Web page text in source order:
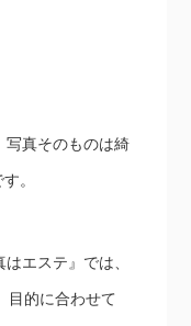
写真そのものは綺
。
エステ』では、
目的に合わせて